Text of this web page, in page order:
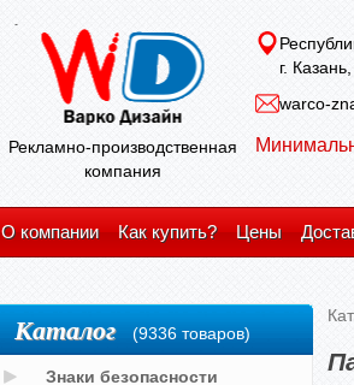
Рекламно-производственная
компания
г.
warco-
О компании Как купить? Цены
Каталог (9336 товаров)
Знаки безопасности